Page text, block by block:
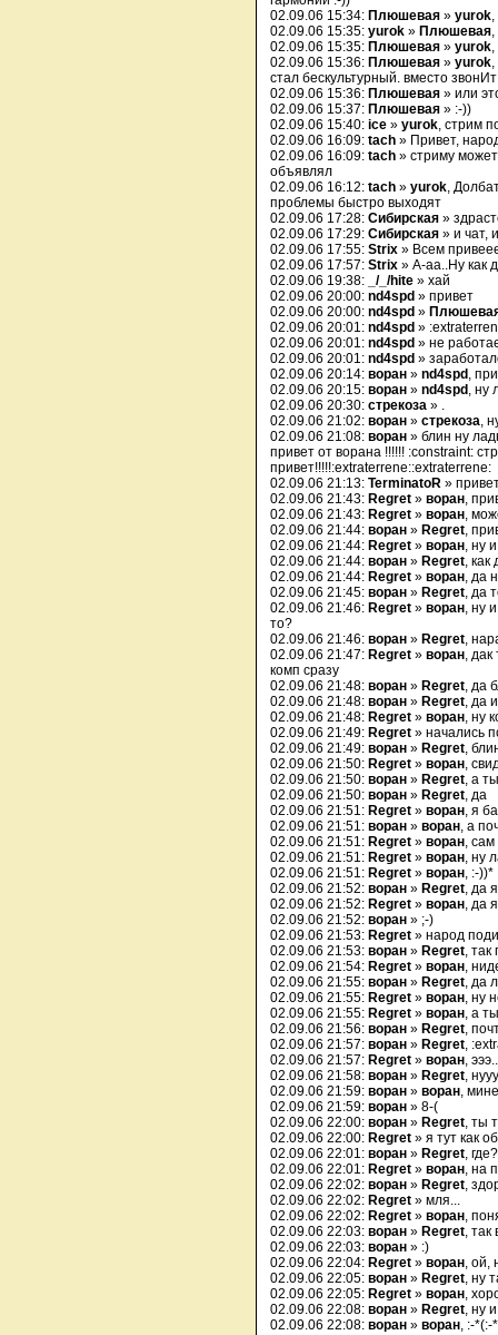
02.09.06 15:34: Плюшевая » yurok
02.09.06 15:35: yurok » Плюшевая
02.09.06 15:35: Плюшевая » yurok
02.09.06 15:36: Плюшевая » yurok
стал бескультурный. вместо
02.09.06 15:36: Плюшевая » или
02.09.06 15:37: Плюшевая » :-))
02.09.06 15:40: ice » yurok, стрим
02.09.06 16:09: tach » Привет,
02.09.06 16:09: tach » стриму
объявлял
02.09.06 16:12: tach » yurok,
проблемы быстро выходят
02.09.06 17:28: Сибирская »
02.09.06 17:29: Сибирская » и чат,
02.09.06 17:55: Strix » Всем
02.09.06 17:57: Strix » А-аа..Ну как
02.09.06 19:38:
_/_/hite » хай
02.09.06 20:00: nd4spd » привет
02.09.06 20:00: nd4spd »
02.09.06 20:01: nd4spd »
02.09.06 20:01: nd4spd » не
02.09.06 20:01: nd4spd »
02.09.06 20:14: воран » nd4spd ,
02.09.06 20:15: воран » nd4spd , ну
02.09.06 20:30: стрекоза » .
02.09.06 21:02: воран » стрекоза,
02.09.06 21:08: воран » блин ну
привет от ворана !!!!!! :constraint:
привет!!!!!:extraterrene::extraterrene:
02.09.06 21:13: TerminatoR »
02.09.06 21:43: Regret » воран,
02.09.06 21:43: Regret » воран,
02.09.06 21:44: воран » Regret,
02.09.06 21:44: Regret » воран, ну
02.09.06 21:44: воран » Regret, как
02.09.06 21:44: Regret » воран, да
02.09.06 21:45: воран » Regret, да
02.09.06 21:46: Regret » воран, ну
то?
02.09.06 21:46: воран » Regret,
02.09.06 21:47: Regret » воран, дак
комп сразу
02.09.06 21:48: воран » Regret, да
02.09.06 21:48: воран » Regret, да
02.09.06 21:48: Regret » воран, ну
02.09.06 21:49: Regret » начались
02.09.06 21:49: воран » Regret,
02.09.06 21:50: Regret » воран,
02.09.06 21:50: воран » Regret, а
02.09.06 21:50: воран » Regret, да
02.09.06 21:51: Regret » воран, я
02.09.06 21:51: воран » воран, а
02.09.06 21:51: Regret » воран, сам
02.09.06 21:51: Regret » воран, ну
02.09.06 21:51: Regret » воран, :-))*
02.09.06 21:52: воран » Regret, да
02.09.06 21:52: Regret » воран, да
02.09.06 21:52: воран » ;-)
02.09.06 21:53: Regret » народ
02.09.06 21:53: воран » Regret, так
02.09.06 21:54: Regret » воран,
02.09.06 21:55: воран » Regret, да
02.09.06 21:55: Regret » воран, ну
02.09.06 21:55: Regret » воран, а
02.09.06 21:56: воран » Regret,
02.09.06 21:57: воран » Regret,
02.09.06 21:57: Regret » воран,
02.09.06 21:58: воран » Regret,
02.09.06 21:59: воран » воран,
02.09.06 21:59: воран » 8-(
02.09.06 22:00: воран » Regret, ты
02.09.06 22:00: Regret » я тут как
02.09.06 22:01: воран » Regret, где?
02.09.06 22:01: Regret » воран, на
02.09.06 22:02: воран » Regret,
02.09.06 22:02: Regret » мля...
02.09.06 22:02: Regret » воран,
02.09.06 22:03: воран » Regret, так
02.09.06 22:03: воран » :)
02.09.06 22:04: Regret » воран, ой,
02.09.06 22:05: воран » Regret, ну
02.09.06 22:05: Regret » воран,
02.09.06 22:08: воран » Regret, ну
02.09.06 22:08: воран » воран, :-*(:-